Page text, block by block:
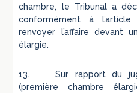
chambre, le Tribunal a
conformément à
renvoyer l’affaire devant
élargie.
13. Sur rapport du
(première chambre